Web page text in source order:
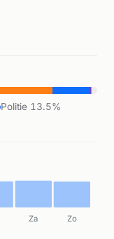
Politie 13.5%
Za Zo